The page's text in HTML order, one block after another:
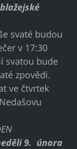
svaté budou
v 17:30
svatou bude
zpovědi.
ve čtvrtek
9. února